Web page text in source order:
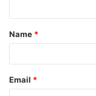
Name *
Email *